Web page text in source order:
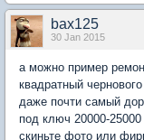
bax125
30 Jan 2015
а можно пример
квадратный
даже почти самый
под ключ 20000-
скиньте фото или